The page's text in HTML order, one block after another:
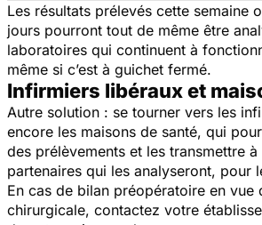
Les résultats prélevés cette semaine
jours pourront tout de même être
laboratoires qui continuent à
même si c’est à guichet fermé.
Infirmiers libéraux et
Autre solution : se tourner vers les
encore les maisons de santé, qui
des prélèvements et les transmettre
partenaires qui les analyseront, pour
En cas de bilan préopératoire en vue
chirurgicale, contactez votre